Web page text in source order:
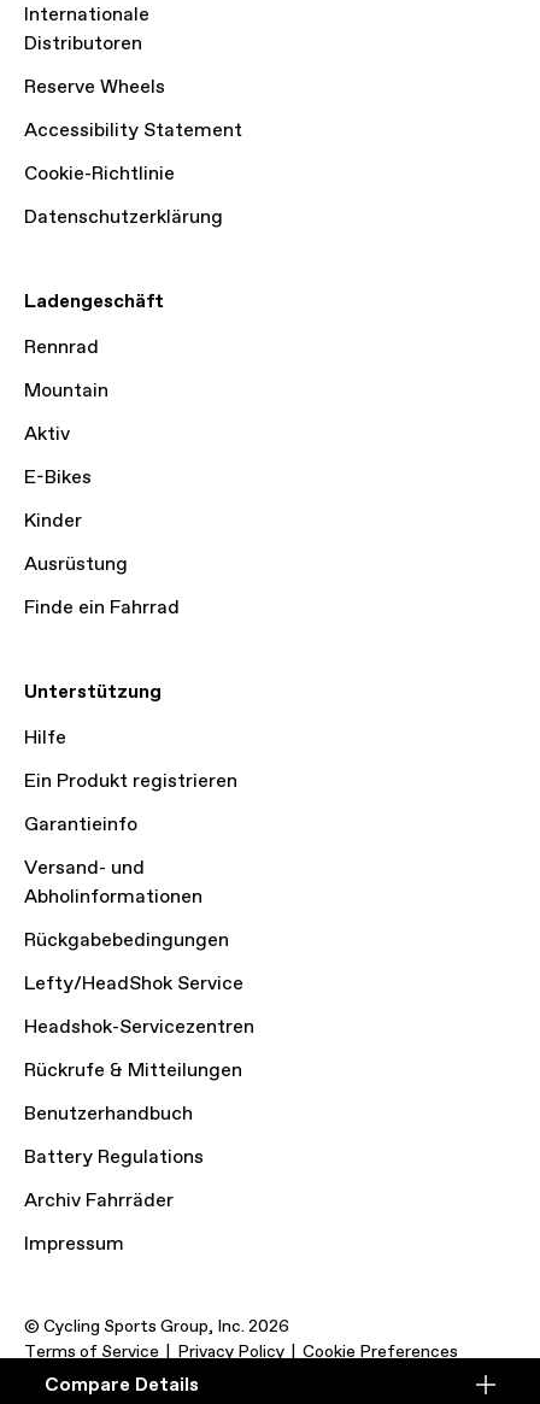
Compare
Compare Details
Internationale
Distributoren
Reserve Wheels
Accessibility Statement
Cookie-Richtlinie
Datenschutzerklärung
Ladengeschäft
Rennrad
Mountain
Aktiv
E-Bikes
Kinder
Ausrüstung
Finde ein Fahrrad
Unterstützung
Hilfe
Ein Produkt registrieren
Garantieinfo
Versand- und
Abholinformationen
Rückgabebedingungen
Lefty/HeadShok Service
Headshok-Servicezentren
Rückrufe & Mitteilungen
Benutzerhandbuch
Battery Regulations
Archiv Fahrräder
Impressum
© Cycling Sports Group, Inc. 2026
Terms of Service
Privacy Policy Cookie Preferences